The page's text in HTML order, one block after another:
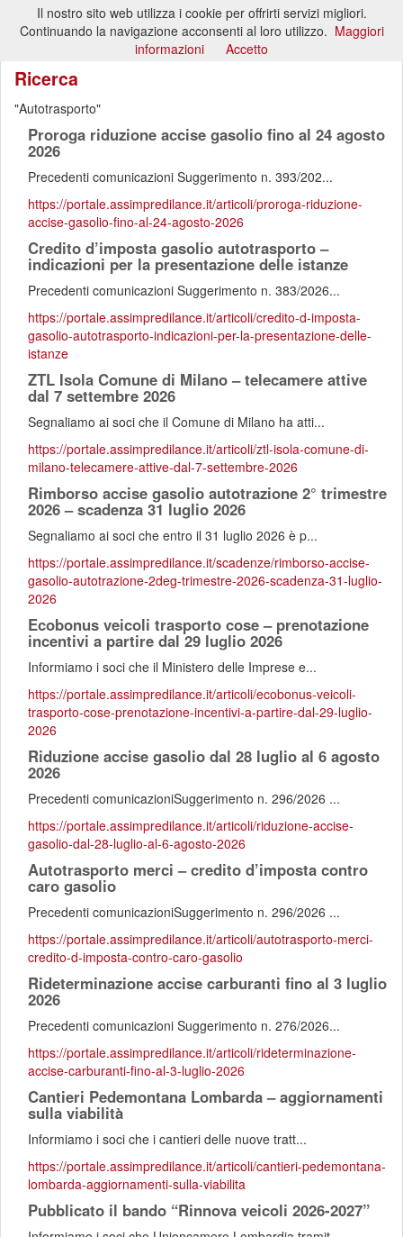
Ricerca
Autotrasporto
Proroga riduzione accise gasolio fino al 24 agosto
2026
Precedenti comunicazioni Suggerimento n. 393/202...
https://portale.assimpredilance.it/articoli/proroga-riduzione-
accise-gasolio-fino-al-24-agosto-2026
Credito d’imposta gasolio autotrasporto –
indicazioni per la presentazione delle istanze
Precedenti comunicazioni Suggerimento n. 383/2026...
https://portale.assimpredilance.it/articoli/credito-d-imposta-
gasolio-autotrasporto-indicazioni-per-la-presentazione-delle-
istanze
ZTL Isola Comune di Milano – telecamere attive
dal 7 settembre 2026
Segnaliamo ai soci che il Comune di Milano ha atti...
https://portale.assimpredilance.it/articoli/ztl-isola-comune-di-
milano-telecamere-attive-dal-7-settembre-2026
Rimborso accise gasolio autotrazione 2° trimestre
2026 – scadenza 31 luglio 2026
Segnaliamo ai soci che entro il 31 luglio 2026 è p...
https://portale.assimpredilance.it/scadenze/rimborso-accise-
gasolio-autotrazione-2deg-trimestre-2026-scadenza-31-luglio-
2026
Ecobonus veicoli trasporto cose – prenotazione
incentivi a partire dal 29 luglio 2026
Informiamo i soci che il Ministero delle Imprese e...
https://portale.assimpredilance.it/articoli/ecobonus-veicoli-
trasporto-cose-prenotazione-incentivi-a-partire-dal-29-luglio-
2026
Riduzione accise gasolio dal 28 luglio al 6 agosto
2026
Precedenti comunicazioniSuggerimento n. 296/2026 ...
https://portale.assimpredilance.it/articoli/riduzione-accise-
gasolio-dal-28-luglio-al-6-agosto-2026
Autotrasporto merci – credito d’imposta contro
caro gasolio
Precedenti comunicazioniSuggerimento n. 296/2026 ...
https://portale.assimpredilance.it/articoli/autotrasporto-merci-
credito-d-imposta-contro-caro-gasolio
Rideterminazione accise carburanti fino al 3 luglio
2026
Precedenti comunicazioni Suggerimento n. 276/2026...
https://portale.assimpredilance.it/articoli/rideterminazione-
accise-carburanti-fino-al-3-luglio-2026
Cantieri Pedemontana Lombarda – aggiornamenti
sulla viabilità
Informiamo i soci che i cantieri delle nuove tratt...
https://portale.assimpredilance.it/articoli/cantieri-pedemontana-
lombarda-aggiornamenti-sulla-viabilita
Pubblicato il bando “Rinnova veicoli 2026-2027”
Il nostro sito web utilizza i cookie per offrirti servizi migliori.
Continuando la navigazione acconsenti al loro utilizzo. Maggiori
informazioni
Accetto